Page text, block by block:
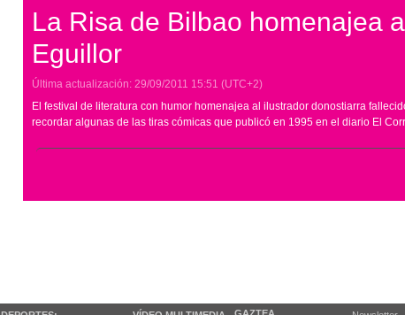
La Risa de Bilbao homenajea
Eguillor
Última actualización: 29/09/2011 15:51 (UTC+2)
El festival de literatura con humor homenajea al ilustrador donostiarra
recordar algunas de las tiras cómicas que publicó en 1995 en el diario El